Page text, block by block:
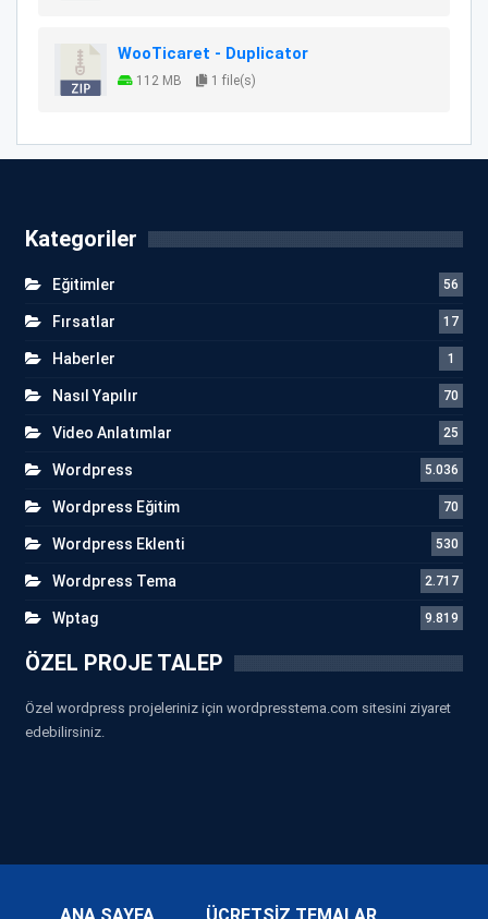
WooTicaret - Duplicator
112 MB 1 file(s)
Kategoriler
Eğitimler 56
Fırsatlar 17
Haberler 1
Nasıl Yapılır 70
Video Anlatımlar 25
Wordpress 5.036
Wordpress Eğitim 70
Wordpress Eklenti 530
Wordpress Tema 2.717
Wptag 9.819
ÖZEL PROJE TALEP
Özel wordpress projeleriniz için wordpresstema.com sitesini ziyaret
edebilirsiniz.